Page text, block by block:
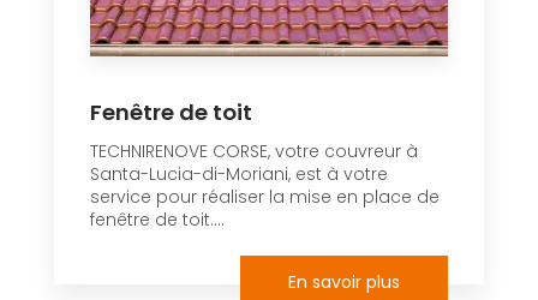
Fenêtre de toit
TECHNIRENOVE CORSE, votre couvreur à
Santa-Lucia-di-Moriani, est à votre
service pour réaliser la mise en place de
fenêtre de toit....
En savoir plus